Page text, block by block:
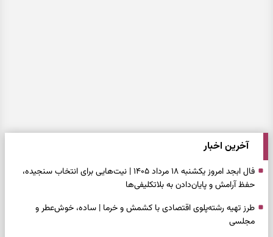
آخرین اخبار
فال ابجد امروز یکشنبه ۱۸ مرداد ۱۴۰۵ | نیت‌هایی برای انتخاب سنجیده،
حفظ آرامش و پایان‌دادن به بلاتکلیفی‌ها
طرز تهیه رشته‌پلوی اقتصادی با کشمش و خرما | ساده، خوش‌عطر و
مجلسی